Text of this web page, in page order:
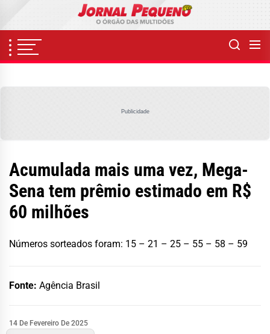
content
Publicidade
Acumulada mais uma vez, Mega-
Sena tem prêmio estimado em R$
60 milhões
Números sorteados foram: 15 – 21 – 25 – 55 – 58 – 59
Fonte: Agência Brasil
14 De Fevereiro De 2025